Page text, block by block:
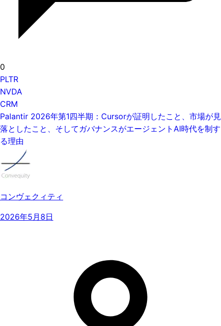
0
PLTR
NVDA
CRM
Palantir 2026年第1四半期：Cursorが証明したこと、市場が見
落としたこと、そしてガバナンスがエージェントAI時代を制す
る理由
コンヴェクィティ
2026年5月8日